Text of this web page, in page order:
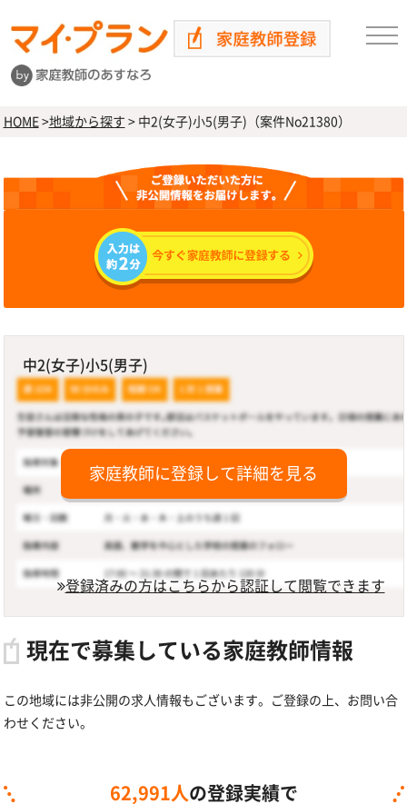
HOME>地域から探す >中2(女子)小5(男子)（案件No21380）
中2(女子)小5(男子)
家庭教師に登録して詳細を見る
登録済みの方はこちらから認証して閲覧できます
現在で募集している家庭教師情報
この地域には非公開の求人情報もございます。ご登録の上、お問い合
わせください。
62,991人 の登録実績で